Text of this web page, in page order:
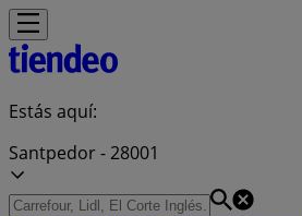
Estás aquí:
Santpedor - 28001